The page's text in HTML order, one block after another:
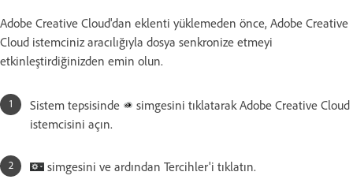
Adobe Creative Cloud'dan eklenti yüklemeden önce, Adobe Creative
Cloud istemciniz aracılığıyla dosya senkronize etmeyi
etkinleştirdiğinizden emin olun.
Sistem tepsisinde
simgesini tıklatarak Adobe Creative Cloud
istemcisini açın.
simgesini ve ardından Tercihler'i tıklatın.